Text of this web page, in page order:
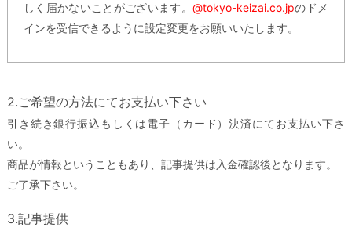
しく届かないことがございます。@tokyo-keizai.co.jpのドメ
インを受信できるように設定変更をお願いいたします。
2.ご希望の方法にてお支払い下さい
引き続き銀行振込もしくは電子（カード）決済にてお支払い下さ
い。
商品が情報ということもあり、記事提供は入金確認後となります。
ご了承下さい。
3.記事提供